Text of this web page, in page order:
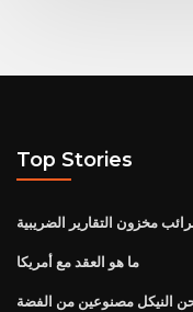
Top Stories
مخزون التقارير الضريبية
ما هو العقد مع أمريكا
النيكل مصنوعين من الفضة